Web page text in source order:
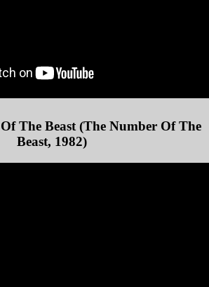
The Beast (The Number Of The
Beast, 1982)